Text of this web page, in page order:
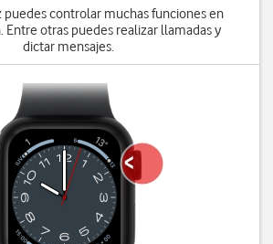
puedes controlar muchas funciones en
Entre otras puedes realizar llamadas y
dictar mensajes.